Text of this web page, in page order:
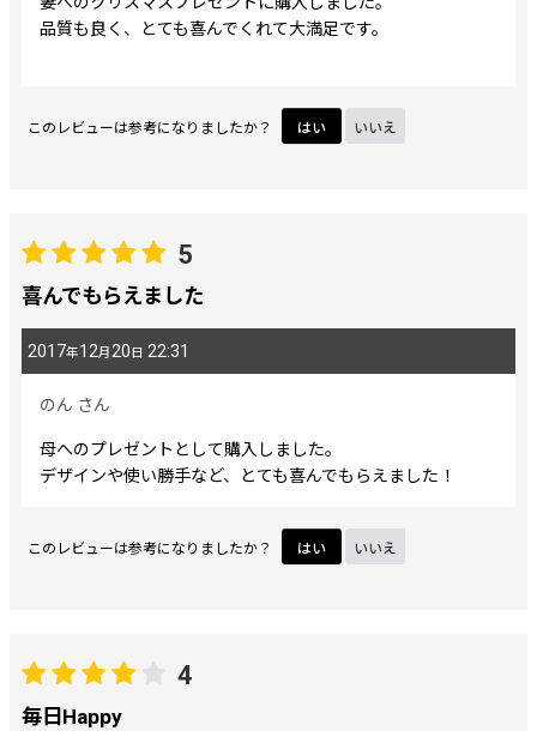
絞り込む
品質も良く、とても喜んでくれて大満足です。
このレビューは参考になりましたか？ はい いいえ
5
喜んでもらえました
2017年12月 20 日 22:31
のん さん
母へのプレゼントとして購入しました。
デザインや使い勝手など、とても喜んでもらえました！
このレビューは参考になりましたか？ はい いいえ
4
毎日Happy